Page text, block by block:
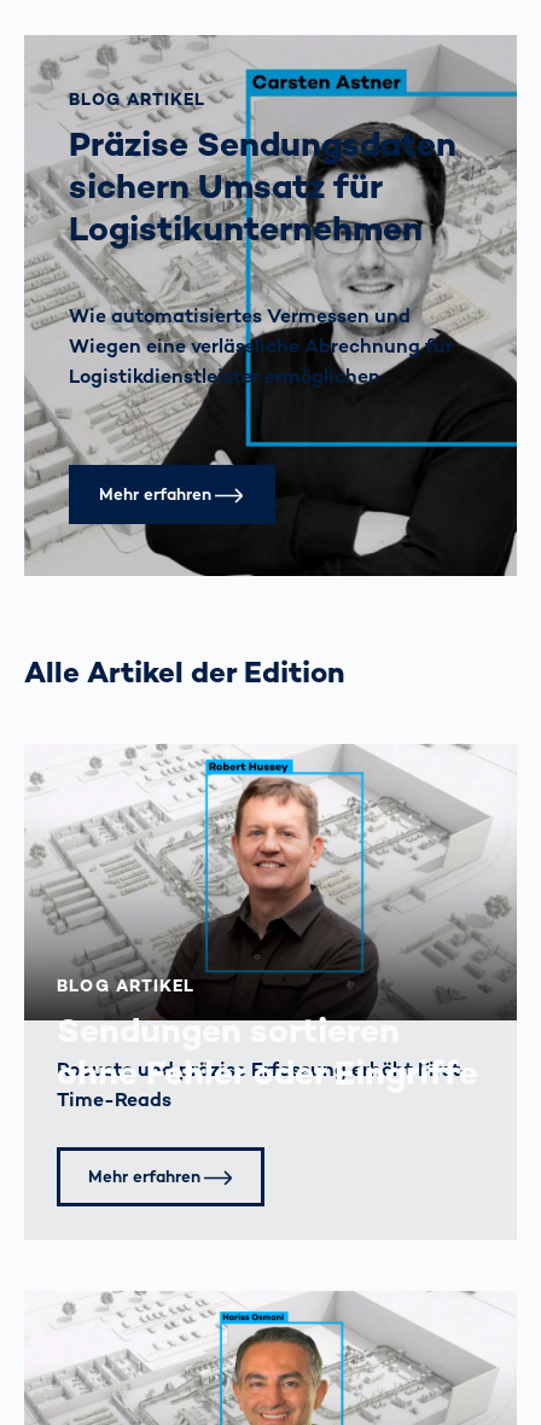
BLOG ARTIKEL
Präzise Sendungsdaten
sichern Umsatz für
Logistikunternehmen
Wie automatisiertes Vermessen und
Wiegen eine verlässliche Abrechnung für
Logistikdienstleister ermöglichen
Mehr erfahren
Alle Artikel der Edition
BLOG ARTIKEL
Sendungen sortieren
ohne Fehler oder Eingriffe
Robuste und präzise Erfassung erhöht First-
Time-Reads
Mehr erfahren